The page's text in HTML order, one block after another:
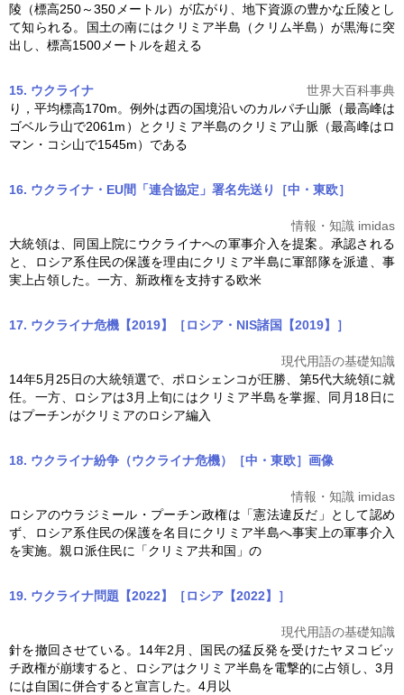
陵（標高250～350メートル）が広がり、地下資源の豊かな丘陵とし
て知られる。国土の南にはクリミア半島 （クリム半島）が黒海に突
出し、標高1500メートルを超える
15. ウクライナ
世界大百科事典
り，平均標高170m。例外は西の国境沿いのカルパチ山脈（最高峰は
ゴベルラ山で2061m）と クリミア半島のクリミア山脈（最高峰はロ
マン・コシ山で1545m）である
16. ウクライナ・EU間「連合協定」署名先送り［中・東欧］
情報・知識 imidas
大統領は、同国上院にウクライナへの軍事介入を提案。承認される
と、ロシア系住民の保護を理由にクリミア半島に軍部隊を派遣、事
実上占領した。一方、新政権を支持する欧米
17. ウクライナ危機【2019】［ロシア・NIS諸国【2019】］
現代用語の基礎知識
14年5月25日の大統領選で、ポロシェンコが圧勝、第5代大統領に就
任。一方、ロシアは3月上旬にはクリミア半島を掌握、同月18日に
はプーチンがクリミアのロシア編入
18. ウクライナ紛争（ウクライナ危機）［中・東欧］ 画像
情報・知識 imidas
ロシアのウラジミール・プーチン政権は「憲法違反だ」として認め
ず、ロシア系住民の保護を名目にクリミア半島へ事実上の軍事介入
を実施。親ロ派住民に「クリミア共和国」の
19. ウクライナ問題【2022】［ロシア【2022】］
現代用語の基礎知識
針を撤回させている。14年2月、国民の猛反発を受けたヤヌコビッ
チ政権が崩壊すると、ロシアはクリミア半島を電撃的に占領し、3月
には自国に併合すると宣言した。4月以